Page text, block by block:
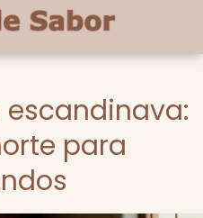
para